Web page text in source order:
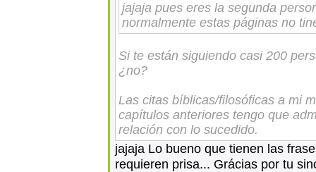
jajaja pues eres la segunda
normalmente estas páginas no
Si te están siguiendo casi 200
¿no?
Las citas bíblicas/filosóficas a mi
capítulos anteriores tengo que
relación con lo sucedido.
jajaja Lo bueno que tienen las
requieren prisa... Grácias por tu